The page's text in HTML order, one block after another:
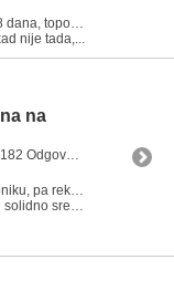
bio sam u rtnju u periodu 26.12.-2.1. i u tih 8 dana, topovi na malom karamanu su radili 3-4 dana a da staza jos nije bila pustena u rad.
nije tada,...
na
13.565.240 Pregleda) od
kvalitet opada)